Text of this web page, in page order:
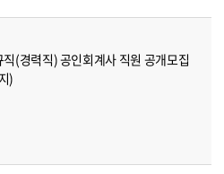
(경력직) 공인회계사 직원 공개모집
)